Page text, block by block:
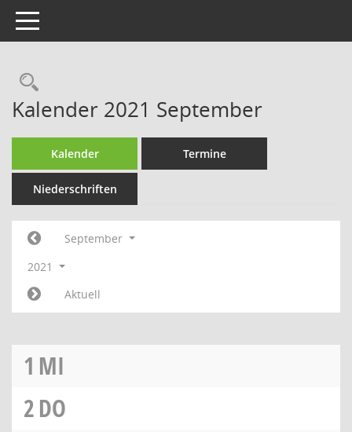
Toggle navigation
Rechercheauswahl
Kalender 2021 September
Kalender Termine
Niederschriften
September
2021
Aktuell
1 MI
2DO